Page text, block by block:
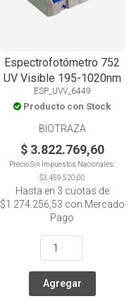
Espectrofotómetro 752
UV Visible 195-1020nm
ESP_UVV_6449
Producto con Stock
BIOTRAZA
$ 3.822.769,60
Precio Sin Impuestos Nacionales:
$3.459.520,00
Hasta en 3 cuotas de
$1.274.256,53 con Mercado
Pago